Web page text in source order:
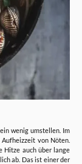
wenig umstellen. Im
von Nöten.
Hitze auch über lange
ab. Das ist einer der